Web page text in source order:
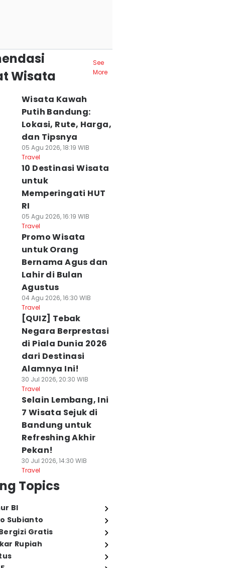
Wisata
See
More
Wisata Kawah
Putih Bandung:
Lokasi, Rute, Harga,
dan Tipsnya
05 Agu 2026, 18:19 WIB
Travel
10 Destinasi Wisata
untuk
Memperingati HUT
RI
05 Agu 2026, 16:19 WIB
Travel
Promo Wisata
untuk Orang
Bernama Agus dan
Lahir di Bulan
Agustus
04 Agu 2026, 16:30 WIB
Travel
[QUIZ] Tebak
Negara Berprestasi
di Piala Dunia 2026
dari Destinasi
Alamnya Ini!
30 Jul 2026, 20:30 WIB
Travel
Selain Lembang, Ini
7 Wisata Sejuk di
Bandung untuk
Refreshing Akhir
Pekan!
30 Jul 2026, 14:30 WIB
Travel
Topics
BI
Subianto
Gratis
Rupiah